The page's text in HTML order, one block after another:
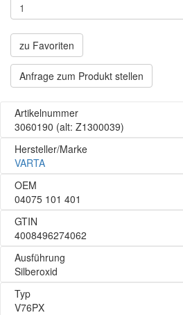
zu Favoriten
Anfrage zum Produkt stellen
Artikelnummer
3060190 (alt: Z1300039)
Hersteller/Marke
VARTA
OEM
04075 101 401
GTIN
4008496274062
Ausführung
Silberoxid
Typ
V76PX